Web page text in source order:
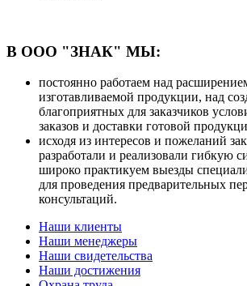
В ООО "ЗНАК" МЫ:
постоянно работаем над
изготавливаемой продукции, над
благоприятных для заказчиков
заказов и доставки готовой
исходя из интересов и пожеланий
разработали и реализовали гибкую
широко практикуем выезды
для проведения предварительных
консультаций.
Наши клиенты
Наши менеджеры
Наши свидетельства
Наши достижения